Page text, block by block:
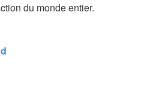
du monde entier.